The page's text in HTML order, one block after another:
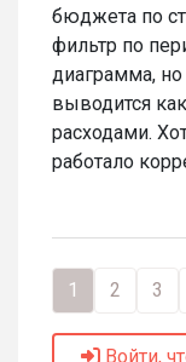
бюджета по
фильтр по
диаграмма,
выводится
расходами.
работало
1 2 3
Войти,